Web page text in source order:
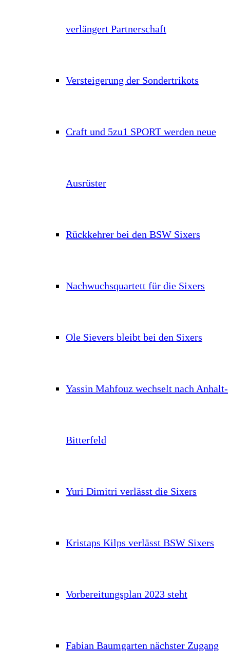
verlängert Partnerschaft
Versteigerung der Sondertrikots
Craft und 5zu1 SPORT werden neue
Ausrüster
Rückkehrer bei den BSW Sixers
Nachwuchsquartett für die Sixers
Ole Sievers bleibt bei den Sixers
Yassin Mahfouz wechselt nach Anhalt-
Bitterfeld
Yuri Dimitri verlässt die Sixers
Kristaps Kilps verlässt BSW Sixers
Vorbereitungsplan 2023 steht
Fabian Baumgarten nächster Zugang